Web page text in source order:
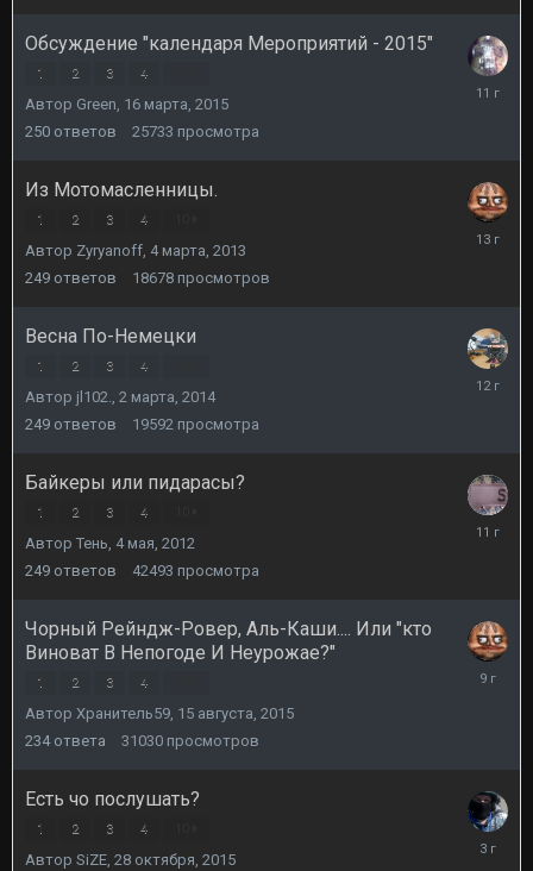
Обсуждение "календаря Мероприятий - 2015"
1 2 3 4
Автор Green 16 марта, 2015
250 ответов 25733 просмотра
29
Из Мотомасленницы.
1 2 3 4
Автор Zyryanoff 4 марта, 2013
249 ответов 18678 просмотров
21
Весна По-Немецки
1 2 3 4
Автор jl102.
2 марта, 2014
249 ответов 19592 просмотра
16
Байкеры или пидарасы?
1 2 3 4
Автор Тень 4 мая, 2012
249 ответов 42493 просмотра
15
Чорный Рейндж-Ровер, Аль-Каши.... Или "кто
Виноват В Непогоде И Неурожае?"
1 2 3 4
Автор Хранитель59 15 августа, 2015
234 ответа 31030 просмотров
19
Есть чо послушать?
1 2 3 4
Автор SiZE 28 октября, 2015
10